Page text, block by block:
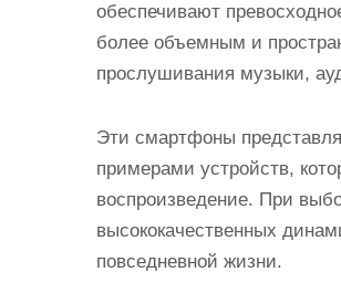
обеспечивают
более объемным и
прослушивания музыки,
Эти смартфоны
примерами устройств,
воспроизведение. При
высококачественных
повседневной жизни.